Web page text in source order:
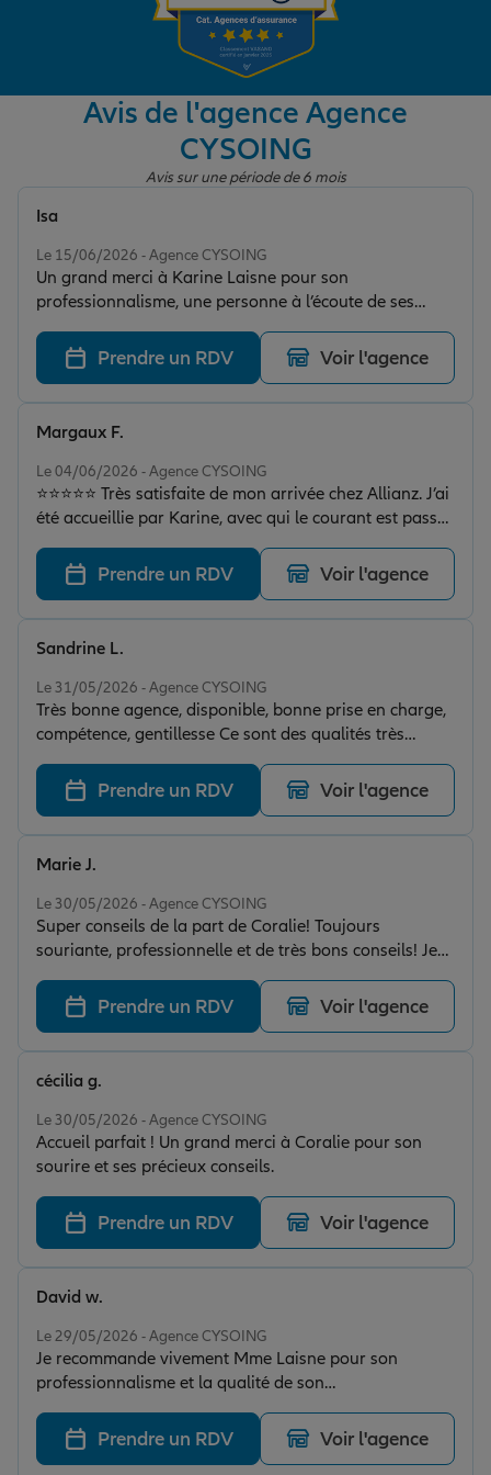
Garantie des accidents de la vie
Assurance scolaire
Retraite
Tous nos devis d'assurance
Avis de l'agence Agence
CYSOING
Avis sur une période de 6 mois
Le 15/06/2026 - Agence CYSOING
Un grand merci à Karine Laisne pour son
professionnalisme, une personne à l’écoute de ses
clients, trouve les assurances adaptées pour chaque
situation Je la recommande vivement
Isa
Prendre un RDV Voir l'agence
Le 04/06/2026 - Agence CYSOING
⭐⭐⭐⭐⭐ Très satisfaite de mon arrivée chez Allianz. J’ai
été accueillie par Karine, avec qui le courant est passé
immédiatement. Son professionnalisme, sa
disponibilité et la qualité de ses conseils m’ont
rapidement mise en confiance. J’ai souscrit mon
assurance auto, mon assurance habitation ainsi que
transféré mon PER, et toutes les démarches se sont
à Karine pour son accompagnement et son écoute. Je
recommande cette agence sans hésitation !
Margaux F.
Prendre un RDV Voir l'agence
Le 31/05/2026 - Agence CYSOING
Très bonne agence, disponible, bonne prise en charge,
compétence, gentillesse Ce sont des qualités très
importantes, en cas de sinistre et rassurant
Sandrine L.
Prendre un RDV Voir l'agence
Le 30/05/2026 - Agence CYSOING
Super conseils de la part de Coralie! Toujours
souriante, professionnelle et de très bons conseils! Je
recommande vivement cette agence 👍
Marie J.
Prendre un RDV Voir l'agence
Le 30/05/2026 - Agence CYSOING
Accueil parfait ! Un grand merci à Coralie pour son
sourire et ses précieux conseils.
cécilia g.
Prendre un RDV Voir l'agence
Le 29/05/2026 - Agence CYSOING
Je recommande vivement Mme Laisne pour son
professionnalisme et la qualité de son
accompagnement. J'apprécie particulièrement sa
disponibilité et sa réactivité : elle répond rapidement
aux demandes et prend toujours le temps d'apporter
David w.
Prendre un RDV Voir l'agence